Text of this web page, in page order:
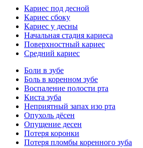
Кариес под десной
Кариес сбоку
Кариес у десны
Начальная стадия кариеса
Поверхностный кариес
Средний кариес
Боли в зубе
Боль в коренном зубе
Воспаление полости рта
Киста зуба
Неприятный запах изо рта
Опухоль дёсен
Опущение десен
Потеря коронки
Потеря пломбы коренного зуба